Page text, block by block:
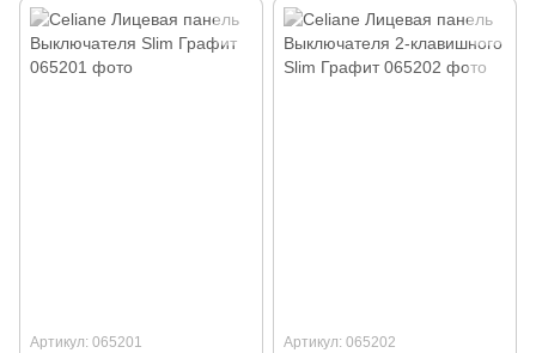
Артикул: 065201 Артикул: 065202